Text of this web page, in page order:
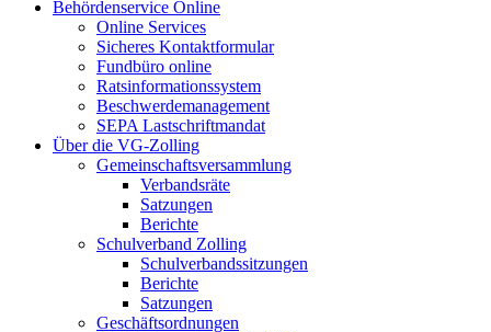
Behördenservice Online
Online Services
Sicheres Kontaktformular
Fundbüro online
Ratsinformationssystem
Beschwerdemanagement
SEPA Lastschriftmandat
Über die VG-Zolling
Gemeinschaftsversammlung
Verbandsräte
Satzungen
Berichte
Schulverband Zolling
Schulverbandssitzungen
Berichte
Satzungen
Geschäftsordnungen